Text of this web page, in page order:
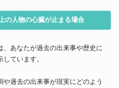
の人物の心臓が止まる場合
あなたが過去の出来事や歴史に
ています。
や過去の出来事が現実にどのよう